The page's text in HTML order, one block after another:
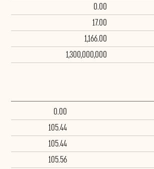
0.00
17.00
1,166.00
1,300,000,000
0.00
105.44
105.44
105.56